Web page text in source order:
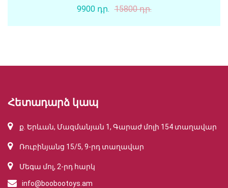
9900 դր. 15800 դր.
Հետադարձ կապ
ք. Երևան, Մազմանյան 1, Գարաժ մոլի 154 տաղավար
Ռուբինյանց 15/5, 9-րդ տաղավար
Մեգա մոլ, 2-րդ հարկ
info@boobootoys.am